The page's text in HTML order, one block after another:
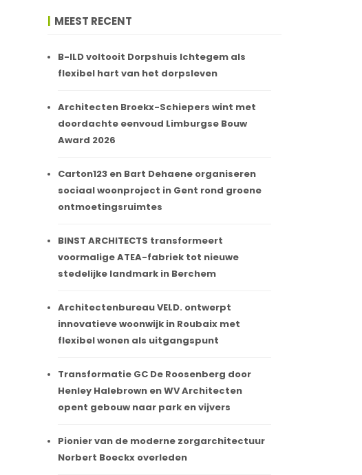
MEEST RECENT
B-ILD voltooit Dorpshuis Ichtegem als
flexibel hart van het dorpsleven
Architecten Broekx-Schiepers wint met
doordachte eenvoud Limburgse Bouw
Award 2026
Carton123 en Bart Dehaene organiseren
sociaal woonproject in Gent rond groene
ontmoetingsruimtes
BINST ARCHITECTS transformeert
voormalige ATEA-fabriek tot nieuwe
stedelijke landmark in Berchem
Architectenbureau VELD. ontwerpt
innovatieve woonwijk in Roubaix met
flexibel wonen als uitgangspunt
Transformatie GC De Roosenberg door
Henley Halebrown en WV Architecten
opent gebouw naar park en vijvers
Pionier van de moderne zorgarchitectuur
Norbert Boeckx overleden